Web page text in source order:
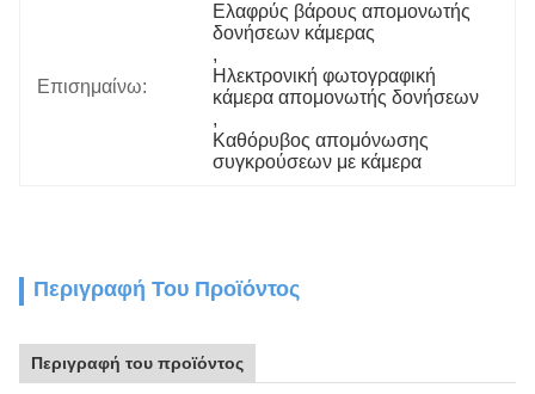
Επισημαίνω:
Ελαφρύς βάρους απομονωτής
δονήσεων κάμερας
,
Ηλεκτρονική φωτογραφική
κάμερα απομονωτής δονήσεων
,
Καθόρυβος απομόνωσης
συγκρούσεων με κάμερα
Περιγραφή Του Προϊόντος
Περιγραφή του προϊόντος